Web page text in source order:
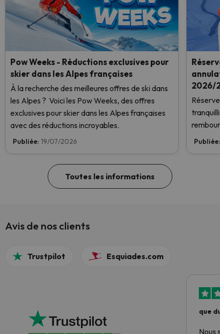
Pow Weeks - Réductions exclusives pour
skier dans les Alpes françaises
À la recherche des meilleures offres de ski dans
les Alpes ? Voici les Pow Weeks, des offres
exclusives pour skier dans les Alpes françaises
avec des réductions incroyables.
Publiée: 19/07/2026
2026/
Toutes les informations
Avis de nos clients
Trustpilot Esquiades.com
que
Nous